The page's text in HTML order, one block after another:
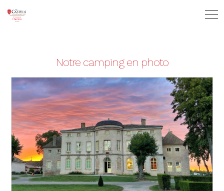
Notre camping en photo